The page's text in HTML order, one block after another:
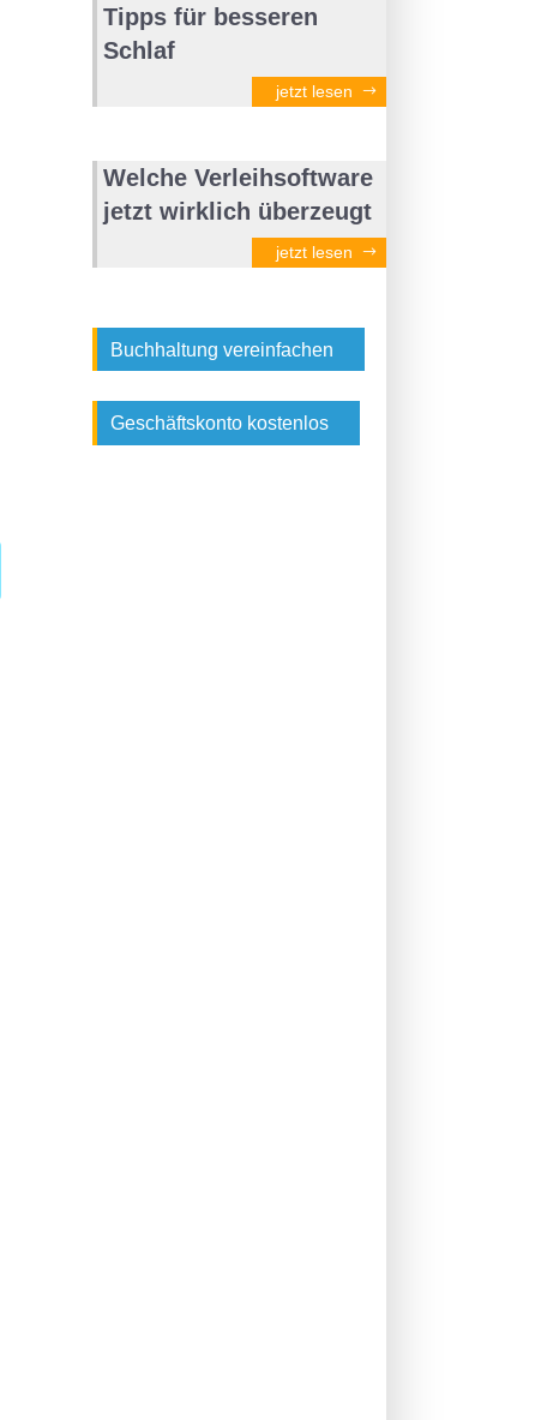
Tipps für besseren
Schlaf
jetzt lesen
Welche Verleihsoftware
jetzt wirklich überzeugt
jetzt lesen
Buchhaltung vereinfachen
Geschäftskonto kostenlos